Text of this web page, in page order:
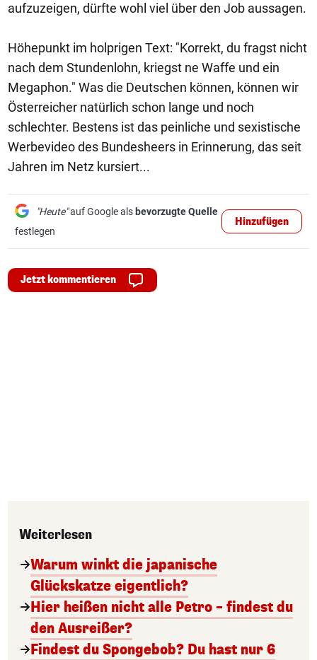
aufzuzeigen, dürfte wohl viel über den Job aussagen.
Höhepunkt im holprigen Text: "Korrekt, du fragst nicht
nach dem Stundenlohn, kriegst ne Waffe und ein
Megaphon." Was die Deutschen können, können wir
Österreicher natürlich schon lange und noch
schlechter. Bestens ist das peinliche und sexistische
Werbevideo des Bundesheers in Erinnerung, das seit
Jahren im Netz kursiert...
"Heute"auf Google als bevorzugte Quelle
festlegen
Hinzufügen
Jetzt kommentieren
Weiterlesen
Warum winkt die japanische
Glückskatze eigentlich?
Hier heißen nicht alle Petro – findest du
den Ausreißer?
Findest du Spongebob? Du hast nur 6